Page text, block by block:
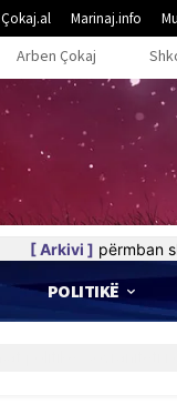
Çokaj.al Marinaj.info
Arben Çokaj
[ Arkivi ] përmban
POLITIKË